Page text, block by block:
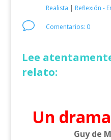
Realista | Reflexión -
v Comentarios: 0
Lee
relato:
Un
Guy de